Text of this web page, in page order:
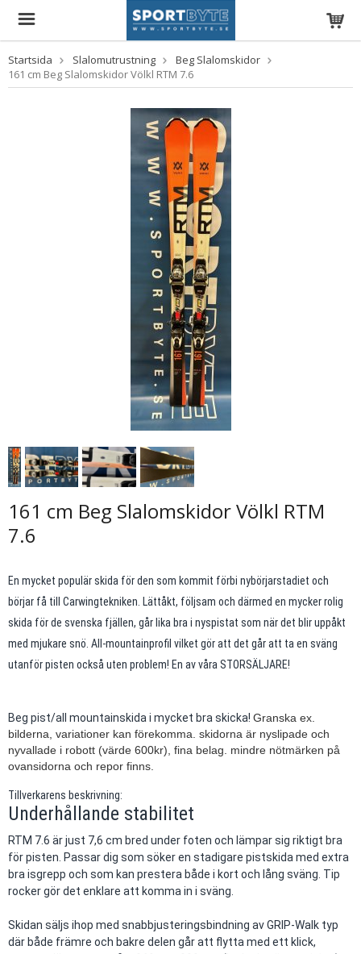
Startsida Slalomutrustning
Beg Slalomskidor
161 cm Beg Slalomskidor Völkl RTM 7.6
161 cm Beg Slalomskidor Völkl RTM
7.6
En mycket populär skida för den som kommit förbi nybörjarstadiet och
börjar få till Carwingtekniken. Lättåkt, följsam och därmed en mycker rolig
skida för de svenska fjällen, går lika bra i nyspistat som när det blir uppåkt
med mjukare snö. All-mountainprofil vilket gör att det går att ta en sväng
utanför pisten också uten problem! En av våra STORSÄLJARE!
Beg pist/all mountainskida i mycket bra skicka! Granska ex.
bilderna, variationer kan förekomma. skidorna är nyslipade och
nyvallade i robott (värde 600kr), fina belag. mindre nötmärken på
ovansidorna och repor finns.
Tillverkarens beskrivning:
Underhållande stabilitet
RTM 7.6 är just 7,6 cm bred under foten och lämpar sig riktigt bra
för pisten. Passar dig som söker en stadigare pistskida med extra
bra isgrepp och som kan prestera både i kort och lång sväng. Tip
rocker gör det enklare att komma in i sväng.
Skidan säljs ihop med snabbjusteringsbindning av GRIP-Walk typ
där både främre och bakre delen går att flytta med ett klick,